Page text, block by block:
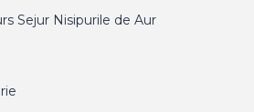
Sejur Nisipurile de Aur